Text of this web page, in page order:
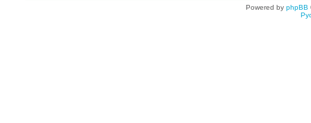
Powered by phpBB